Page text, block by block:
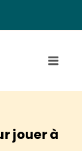
jouer à